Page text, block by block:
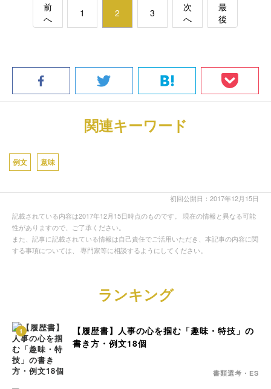
前
へ
1 2 3
次
へ
最
後
関連キーワード
例文 意味
初回公開日：2017年12月15日
記載されている内容は2017年12月15日時点のものです。 現在の情報と異なる可能
性がありますので、ご了承ください。
また、記事に記載されている情報は自己責任でご活用いただき、本記事の内容に関
する事項については、 専門家等に相談するようにしてください。
ランキング
1
【履歴書】人事の心を掴む「趣味・特技」の
書き方・例文18個
書類選考・ES